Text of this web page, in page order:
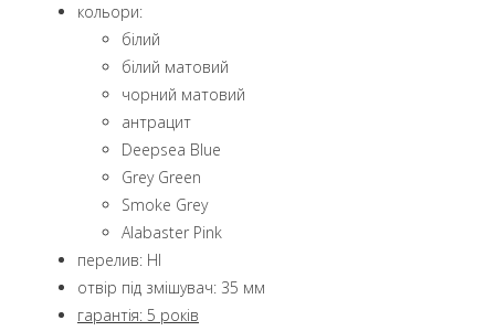
кольори:
білий
білий матовий
чорний матовий
aнтрацит
Deepsea Blue
Grey Green
Smoke Grey
Alabaster Pink
перелив: НІ
отвір під змішувач: 35 мм
гарантія: 5 років